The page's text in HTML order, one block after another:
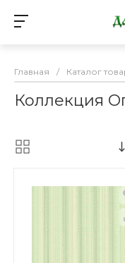
Главная / Каталог
Коллекция